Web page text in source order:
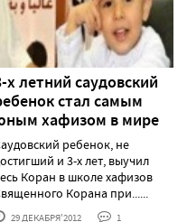
х летний саудовский
стал самым
хафизом в мире
ребенок, не
и 3-х лет, выучил
Коран в школе хафизов
Корана при......
29 ДЕКАБРЯ'2012 1